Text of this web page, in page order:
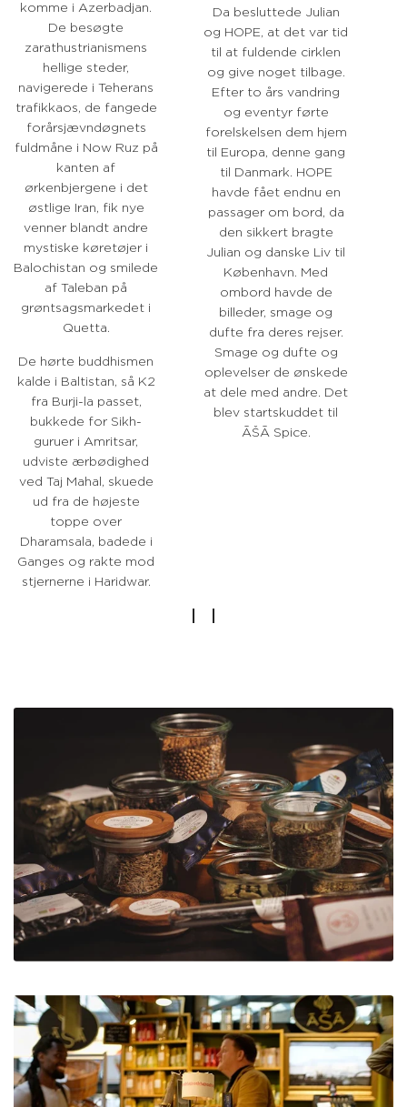
komme i Azerbadjan.
De besøgte
zarathustrianismens
hellige steder,
navigerede i Teherans
trafikkaos, de fangede
forårsjævndøgnets
fuldmåne i Now Ruz på
kanten af
ørkenbjergene i det
østlige Iran, fik nye
venner blandt andre
mystiske køretøjer i
Balochistan og smilede
af Taleban på
grøntsagsmarkedet i
Quetta.
De hørte buddhismen
kalde i Baltistan, så K2
fra Burji-la passet,
bukkede for Sikh-
guruer i Amritsar,
udviste ærbødighed
ved Taj Mahal, skuede
ud fra de højeste
toppe over
Dharamsala, badede i
Ganges og rakte mod
stjernerne i Haridwar.
Da besluttede Julian
og HOPE, at det var tid
til at fuldende cirklen
og give noget tilbage.
Efter to års vandring
og eventyr førte
forelskelsen dem hjem
til Europa, denne gang
til Danmark. HOPE
havde fået endnu en
passager om bord, da
den sikkert bragte
Julian og danske Liv til
København. Med
ombord havde de
billeder, smage og
dufte fra deres rejser.
Smage og dufte og
oplevelser de ønskede
at dele med andre. Det
blev startskuddet til
ĀŠĀ Spice.